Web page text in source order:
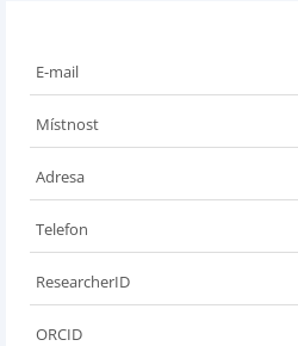
E-mail
Místnost
Adresa
Telefon
ResearcherID
ORCID